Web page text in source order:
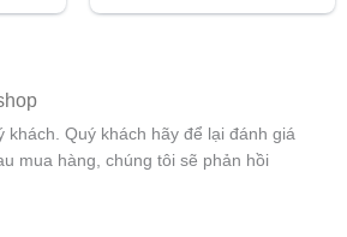
khách. Quý khách hãy để lại đánh giá
mua hàng, chúng tôi sẽ phản hồi